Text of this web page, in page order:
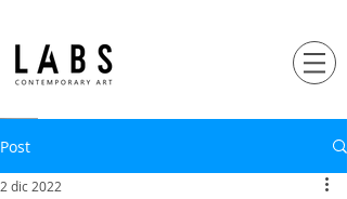
Post
2 dic 2022